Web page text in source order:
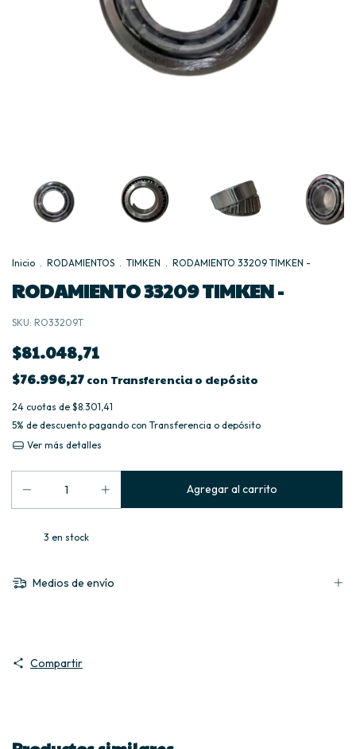
Inicio . RODAMIENTOS . TIMKEN . RODAMIENTO 33209 TIMKEN -
RODAMIENTO 33209 TIMKEN -
SKU: RO33209T
$81.048,71
$76.996,27 con Transferencia o depósito
24 cuotas de $8.301,41
5% de descuento pagando con Transferencia o depósito
Ver más detalles
3 en stock
Medios de envío
Compartir